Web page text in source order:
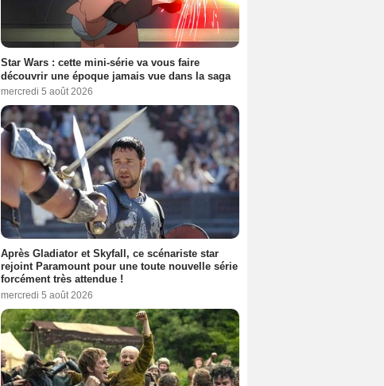
Star Wars : cette mini-série va vous faire
découvrir une époque jamais vue dans la saga
mercredi 5 août 2026
Après Gladiator et Skyfall, ce scénariste star
rejoint Paramount pour une toute nouvelle série
forcément très attendue !
mercredi 5 août 2026